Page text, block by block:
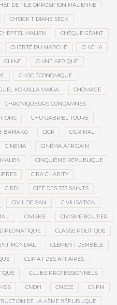
DE FILE OPPOSITION MALIENNE
CHEICK TIDIANE SECK
MALIEN CHÈQUE GÉANT
CHERTÉ DU MARCHÉ CHICHA
CHINE CHINE AFRIQUE
CHOC ÉCONOMIQUE
KOKALLA MAÏGA CHÔMAGE
CHRONIQUEURS CONDAMNÉS
CHU GABRIEL TOURÉ
BAMAKO CICR CICR MALI
CINEMA CINÉMA AFRICAIN
CINQUIÈME RÉPUBLIQUE
CIRA CHARITY
CIRDI CITÉ DES 333 SAINTS
CIVIL DE SAN CIVILISATION
CIVISME CIVISME ROUTIER
CLASSE POLITIQUE
MONDIAL CLÉMENT DEMBÉLÉ
CLIMAT DES AFFAIRES
CLUBS PROFESSIONNELS
CNDH CNECE CNPM
DE LA 4ÈME RÉPUBLIQUE